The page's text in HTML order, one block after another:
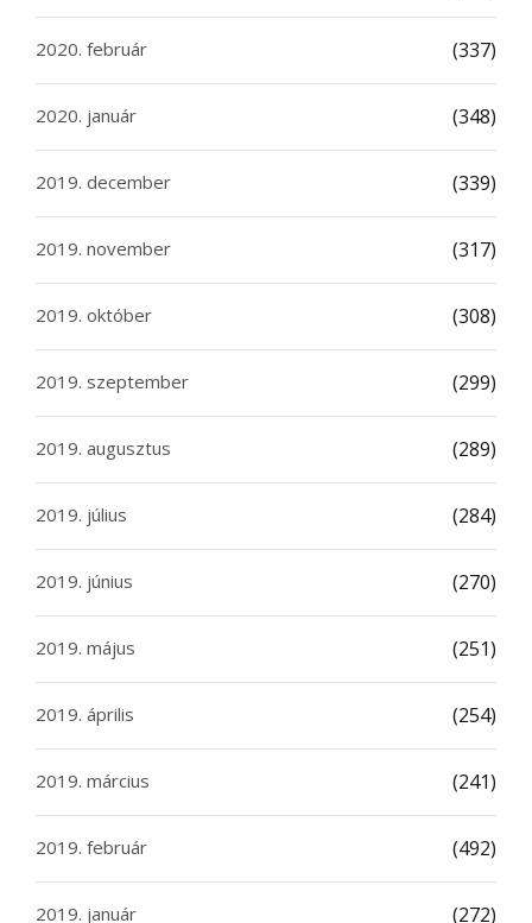
2020. február (337)
2020. január (348)
2019. december (339)
2019. november (317)
2019. október (308)
2019. szeptember (299)
2019. augusztus (289)
2019. július (284)
2019. június (270)
2019. május (251)
2019. április (254)
2019. március (241)
2019. február (492)
2019. január (272)